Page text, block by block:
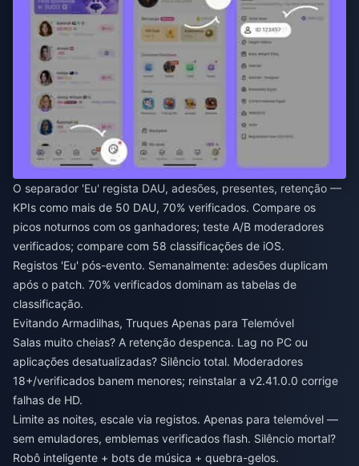
O separador 'Eu' regista DAU, adesões, presentes, retenção —
KPIs como mais de 50 DAU, 70% verificados. Compare os
picos noturnos com os ganhadores; teste A/B moderadores
verificados; compare com 58 classificações de iOS.
Registos 'Eu' pós-evento. Semanalmente: adesões duplicam
após o patch. 70% verificados dominam as tabelas de
classificação.
Evitando Armadilhas, Truques Apenas para Telemóvel
Salas muito cheias? A retenção despenca. Lag no PC ou
aplicações desatualizadas? Silêncio total. Moderadores
18+/verificados banem menores; reinstalar a v2.41.0.0 corrige
falhas de HD.
Limite as noites, escale via registos. Apenas para telemóvel —
sem emuladores, emblemas verificados flash. Silêncio mortal?
Robô inteligente + bots de música + quebra-gelos.